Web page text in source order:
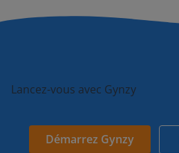
Lancez-vous avec Gynzy
Démarrez Gynzy